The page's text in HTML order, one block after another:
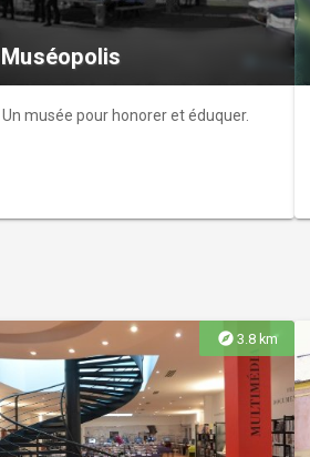
Muséopolis
Un musée pour honorer et éduquer.
explore 3.8 km